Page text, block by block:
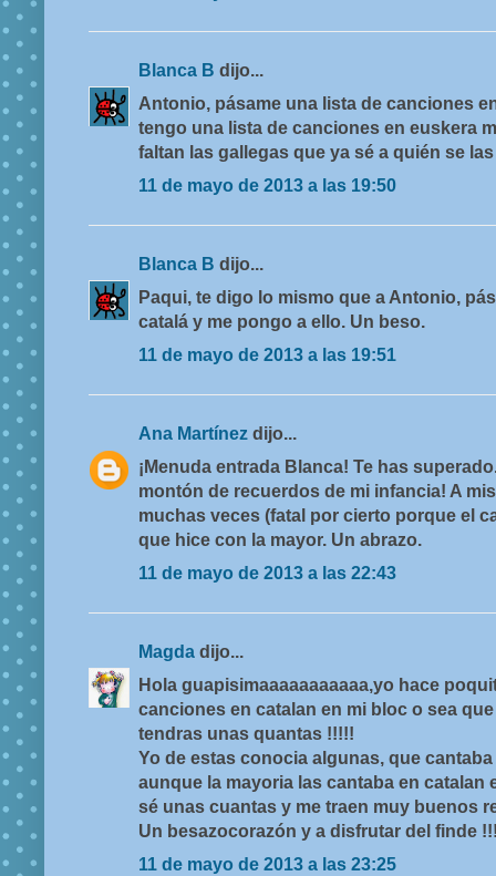
Blanca B dijo...
Antonio, pásame una lista de canciones
tengo una lista de canciones en euskera
faltan las gallegas que ya sé a quién se
11 de mayo de 2013 a las 19:50
Blanca B dijo...
Paqui, te digo lo mismo que a Antonio,
catalá y me pongo a ello. Un beso.
11 de mayo de 2013 a las 19:51
Ana Martínez dijo...
¡Menuda entrada Blanca! Te has
montón de recuerdos de mi infancia! A
muchas veces (fatal por cierto porque el
que hice con la mayor. Un abrazo.
11 de mayo de 2013 a las 22:43
Magda dijo...
Hola guapisimaaaaaaaaaaa,yo hace
canciones en catalan en mi bloc o sea
tendras unas quantas !!!!!
Yo de estas conocia algunas, que
aunque la mayoria las cantaba en catalan
sé unas cuantas y me traen muy buenos
Un besazocorazón y a disfrutar del finde
11 de mayo de 2013 a las 23:25